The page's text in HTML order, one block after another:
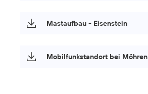
Mastaufbau - Eisenstein
Mobilfunkstandort bei Möhren